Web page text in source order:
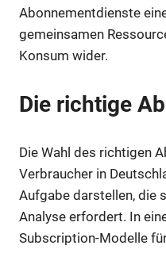
Abonnementdienste
gemeinsamen
Konsum wider.
Die richtige
Die Wahl des richtigen
Verbraucher in
Aufgabe darstellen, die
Analyse erfordert. In
Subscription-Modelle